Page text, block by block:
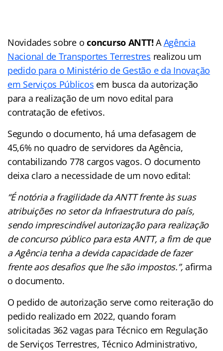
Novidades sobre o concurso ANTT!AAgência
Nacional de Transportes Terrestres realizou um
pedido para o Ministério de Gestão e da Inovação
em Serviços Públicos em busca da autorização
para a realização de um novo edital para
contratação de efetivos.
Segundo o documento, há uma defasagem de
45,6% no quadro de servidores da Agência,
contabilizando 778 cargos vagos. O documento
deixa claro a necessidade de um novo edital:
“É notória a fragilidade da ANTT frente às suas
atribuições no setor da Infraestrutura do país,
sendoimprescindível autorização para realização
de concurso público para esta ANTT, a fim de que
a Agência tenha a devida capacidade de fazer
frente aos desafios que lhe são impostos.”,afirma
o documento.
O pedido de autorização serve como reiteração do
pedido realizado em 2022, quando foram
solicitadas 362 vagas para Técnico em Regulação
de Serviços Terrestres, Técnico Administrativo,